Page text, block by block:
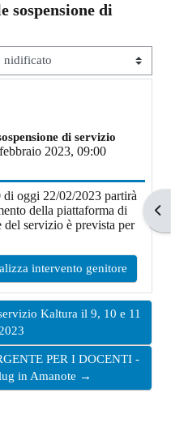
sospensione di
di servizio
2023, 09:00
oggi 22/02/2023 partirà
della piattaforma di
servizio è prevista per
intervento genitore
Kaltura il 9, 10 e 11
PER I DOCENTI -
in Amanote →